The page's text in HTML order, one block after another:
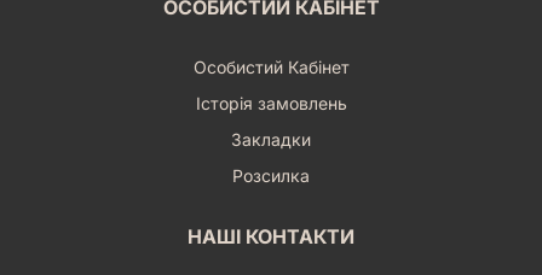
ОСОБИСТИЙ КАБІНЕТ
Особистий Кабінет
Історія замовлень
Закладки
Розсилка
НАШІ КОНТАКТИ